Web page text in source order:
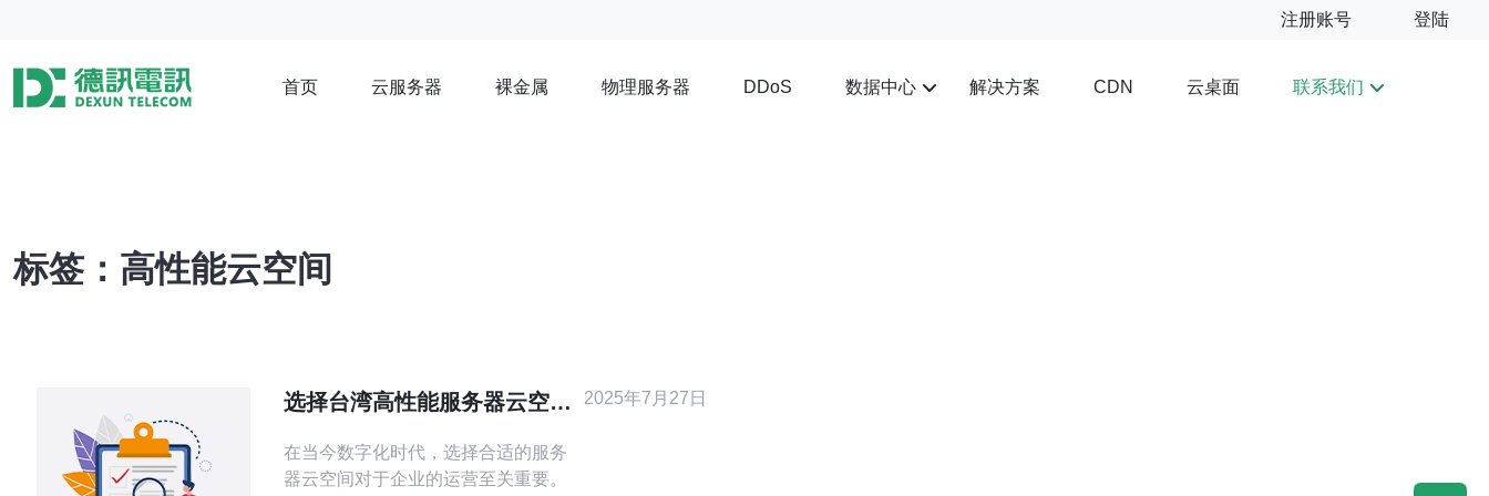
注册账号 登陆
首页 云服务器 裸金属 物理服务器 DDoS 数据中心 解决方案 CDN 云桌面 联系我们
标签：高性能云空间
选择台湾高性能服务器云空间
在当今数字化时代，选择合适的服务
器云空间对于企业的运营至关重要。
2025年7月27日